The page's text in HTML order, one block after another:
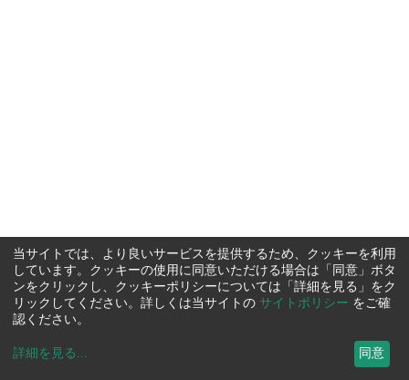
当サイトでは、より良いサービスを提供するため、クッキーを利用
しています。クッキーの使用に同意いただける場合は「同意」ボタ
ンをクリックし、クッキーポリシーについては「詳細を見る」をク
リックしてください。詳しくは当サイトの サイトポリシー をご確
認ください。
詳細を見る ... 同意